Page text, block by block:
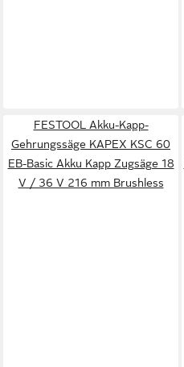
FESTOOL Akku-Kapp-
Gehrungssäge KAPEX KSC 60
EB-Basic Akku Kapp Zugsäge 18
V / 36 V 216 mm Brushless